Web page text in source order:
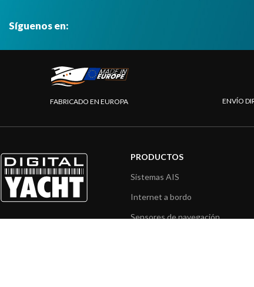
Síguenos en:
FABRICADO EN EUROPA ENVÍO
PRODUCTOS
Sistemas AIS
Internet a bordo
Sensores de navegación